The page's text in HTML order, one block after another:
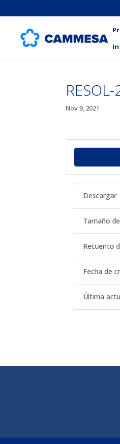
Nov 9, 2021
Descargar
Tamaño
Recuento
Fecha de
Última